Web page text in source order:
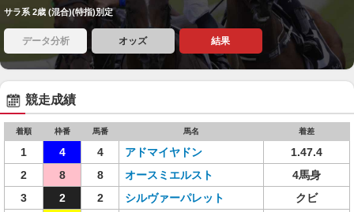
サラ系 2歳 (混合)(特指)別定
データ分析 オッズ 結果
競走成績
着順 枠番 馬番 馬名 着差
1 4 4 アドマイヤドン
1.47.4
2
8 8 オースミエルスト
4馬身
3
2 2 シルヴァーパレット
クビ